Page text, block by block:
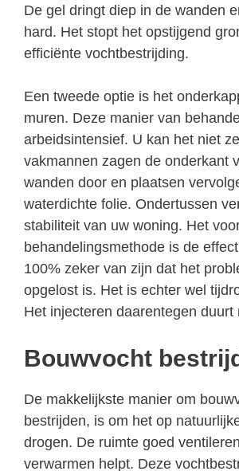
De gel dringt diep in de wanden
hard. Het stopt het opstijgend
efficiënte vochtbestrijding.
Een tweede optie is het
muren. Deze manier van
arbeidsintensief. U kan het niet
vakmannen zagen de onderkant
wanden door en plaatsen
waterdichte folie. Ondertussen
stabiliteit van uw woning. Het
behandelingsmethode is de
100% zeker van zijn dat het
opgelost is. Het is echter wel
Het injecteren daarentegen duurt
Bouwvocht
De makkelijkste manier om
bestrijden, is om het op
drogen. De ruimte goed
verwarmen helpt. Deze